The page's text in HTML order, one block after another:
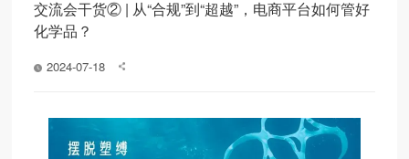
交流会干货② | 从“合规”到“超越”，电商平台如何管好
化学品？
2024-07-18